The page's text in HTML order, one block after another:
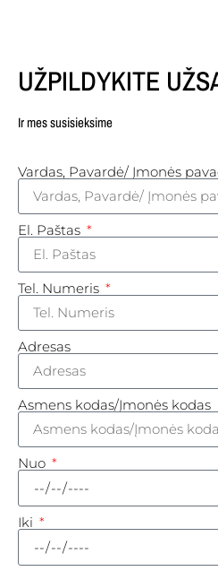
UŽPILDYKITE
Ir mes susisieksime
Vardas, Pavardė/ Įmonės
El. Paštas
Tel. Numeris
Adresas
Asmens kodas/Įmonės kodas
Nuo
Iki